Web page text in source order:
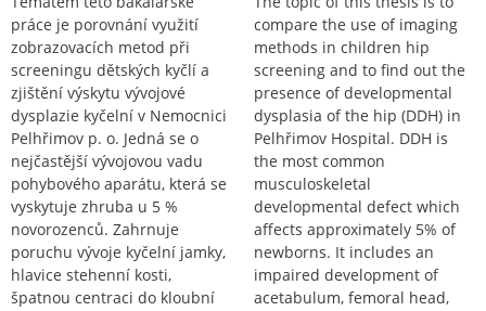
práce je porovnání využití
zobrazovacích metod při
screeningu dětských kyčlí a
zjištění výskytu vývojové
dysplazie kyčelní v Nemocnici
Pelhřimov p. o. Jedná se o
nejčastější vývojovou vadu
pohybového aparátu, která se
vyskytuje zhruba u 5 %
novorozenců. Zahrnuje
poruchu vývoje kyčelní jamky,
hlavice stehenní kosti,
špatnou centraci do kloubní
compare the use of imaging
methods in children hip
screening and to find out the
presence of developmental
dysplasia of the hip (DDH) in
Pelhřimov Hospital. DDH is
the most common
musculoskeletal
developmental defect which
affects approximately 5% of
newborns. It includes an
impaired development of
acetabulum, femoral head,